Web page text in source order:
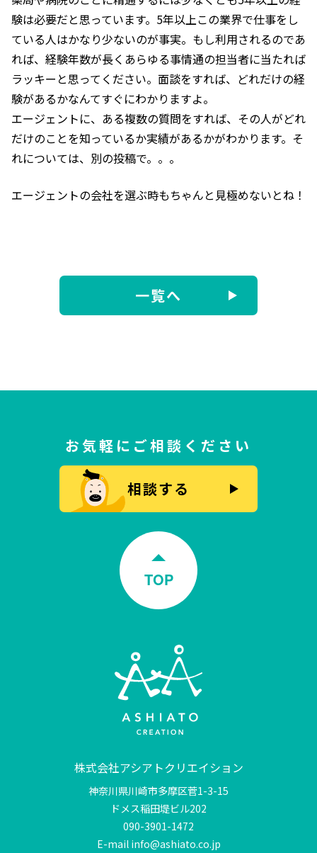
験は必要だと思っています。5年以上この業界で仕事をし
ている人はかなり少ないのが事実。もし利用されるのであ
れば、経験年数が長くあらゆる事情通の担当者に当たれば
ラッキーと思ってください。面談をすれば、どれだけの経
験があるかなんてすぐにわかりますよ。
エージェントに、ある複数の質問をすれば、その人がどれ
だけのことを知っているか実績があるかがわかります。そ
れについては、別の投稿で。。。
エージェントの会社を選ぶ時もちゃんと見極めないとね！
一覧へ
お気軽にご相談ください
相談する
TOP
株式会社アシアトクリエイション
神奈川県川崎市多摩区菅1-3-15
ドメス稲田堤ビル202
090-3901-1472
E-mail info@ashiato.co.jp